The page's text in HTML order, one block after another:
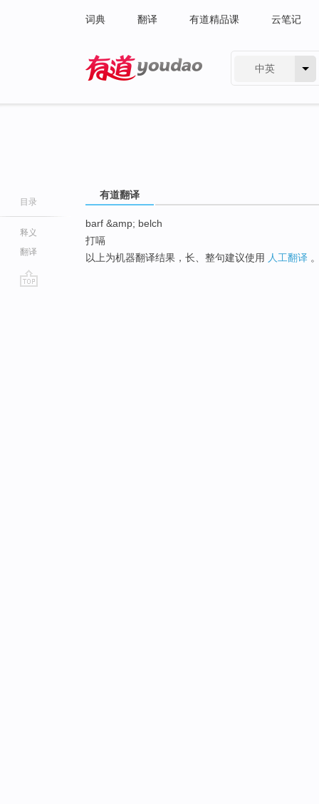
词典 翻译 有道精品课 云笔记
中英
目录
释义
翻译
有道翻译
barf &amp; belch
打嗝
以上为机器翻译结果，长、整句建议使用 人工翻译